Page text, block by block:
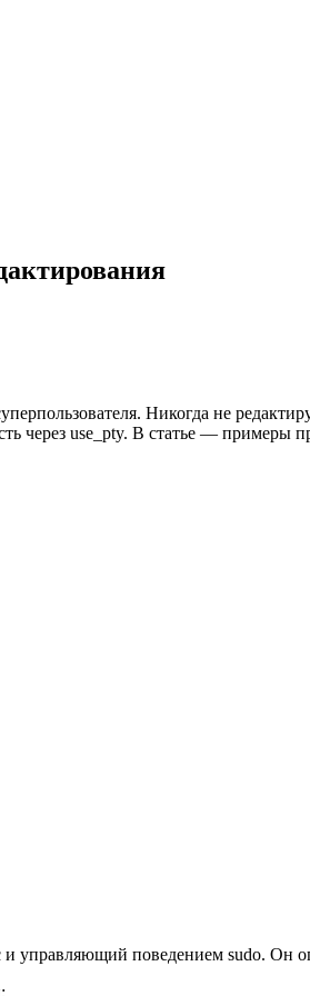
Никогда не
через use_pty. В статье — примеры
управляющий поведением sudo. Он